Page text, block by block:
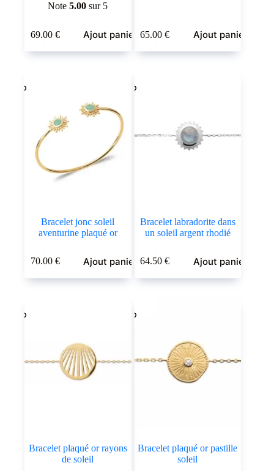
Note5.00 sur 5
69.00 € Ajout panier 65.00€ Ajout panier
Bracelet jonc soleil
aventurine plaqué or
70.00 € Ajout panier
Bracelet labradorite dans
un soleil argent rhodié
64.50€ Ajout panier
Bracelet plaqué or rayons
de soleil
Bracelet plaqué or pastille
soleil